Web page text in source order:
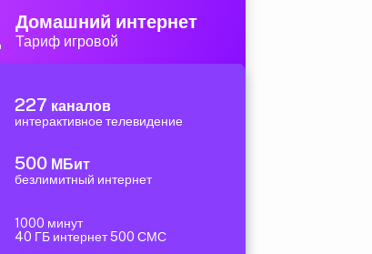
Домашний интернет
Тариф игровой
227 каналов
интерактивное телевидение
500 МБит
безлимитный интернет
1000 минут
40 ГБ интернет 500 СМС